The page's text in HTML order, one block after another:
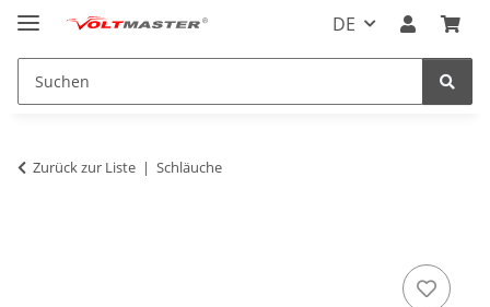
DE
Zurück zur Liste Schläuche